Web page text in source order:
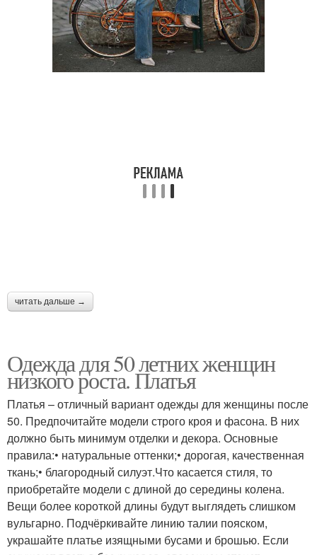
читать дальше →
Одежда для 50 летних женщин
низкого роста. Платья
Платья – отличный вариант одежды для женщины после
50. Предпочитайте модели строго кроя и фасона. В них
должно быть минимум отделки и декора. Основные
правила:• натуральные оттенки;• дорогая, качественная
ткань;• благородный силуэт.Что касается стиля, то
приобретайте модели с длиной до середины колена.
Вещи более короткой длины будут выглядеть слишком
вульгарно. Подчёркивайте линию талии пояском,
украшайте платье изящными бусами и брошью. Если